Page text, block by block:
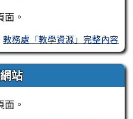
。
教務處「教學資源」完整內容
站
。